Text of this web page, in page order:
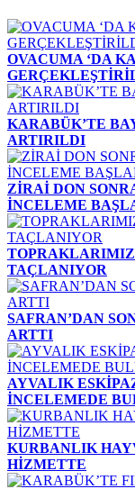
OVACUMA ‘DA
KARABÜK’TE
ARTIRILDI
ZİRAİ DON
İNCELEME
TAÇLANIYOR
SAFRAN’DAN
ARTTI
AYVALIK
İNCELEMEDE
KURBANLIK
HİZMETTE